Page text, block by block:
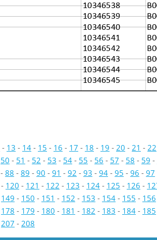
10346538
10346539
10346540
10346541
10346542
10346543
10346544
10346545
- 13 - 14 - 15 - 16 - 17 - 18 - 19 - 20 - 21 - 22
50 - 51 - 52 - 53 - 54 - 55 - 56 - 57 - 58 - 59 -
- 88 - 89 - 90 - 91 - 92 - 93 - 94 - 95 - 96 - 97
- 120 - 121 - 122 - 123 - 124 - 125 - 126 -
149 - 150 - 151 - 152 - 153 - 154 - 155 - 156
178 - 179 - 180 - 181 - 182 - 183 - 184 - 185
207 - 208